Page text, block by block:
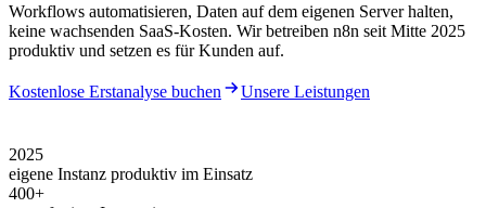
Workflows automatisieren, Daten auf dem eigenen Server halten,
keine wachsenden SaaS-Kosten. Wir betreiben n8n seit Mitte 2025
produktiv und setzen es für Kunden auf.
Kostenlose Erstanalyse buchen Unsere Leistungen
2025
eigene Instanz produktiv im Einsatz
400+